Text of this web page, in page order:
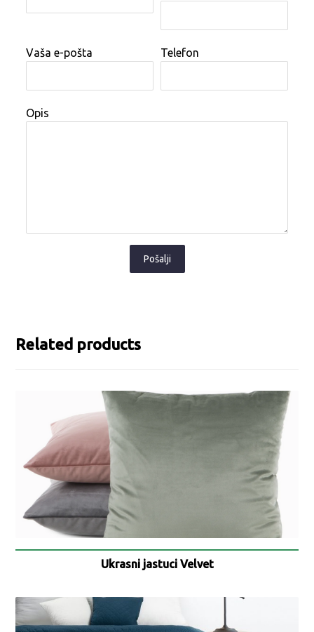
Vaša e-pošta Telefon
Opis
Pošalji
Related products
Ukrasni jastuci Velvet